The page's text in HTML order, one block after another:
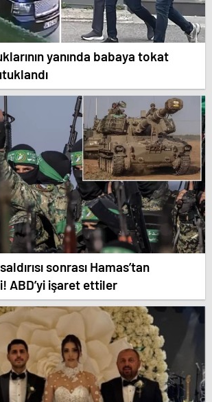
yanında babaya tokat
sonrası Hamas’tan
ABD’yi işaret ettiler